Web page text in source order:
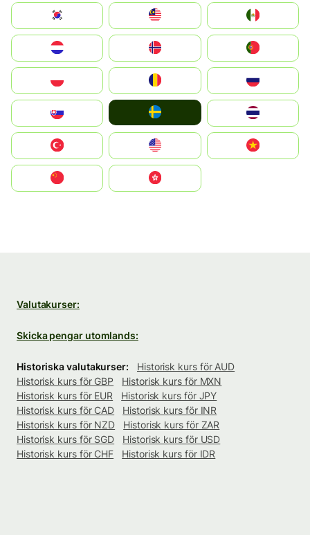
South Korea
United States
中國香港特別行政區
Valutakurser:
Skicka pengar utomlands:
Historiska valutakurser:
Historisk kurs för AUD
Historisk kurs för GBP
Historisk kurs för MXN
Historisk kurs för EUR
Historisk kurs för JPY
Historisk kurs för CAD
Historisk kurs för INR
Historisk kurs för NZD
Historisk kurs för ZAR
Historisk kurs för SGD
Historisk kurs för USD
Historisk kurs för CHF
Historisk kurs för IDR